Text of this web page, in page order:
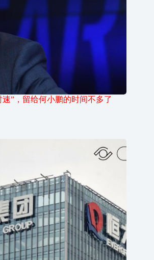
”，留给何小鹏的时间不多了